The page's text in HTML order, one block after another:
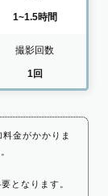
1~1.5時間
撮影回数
1回
金がかかりま
となります。